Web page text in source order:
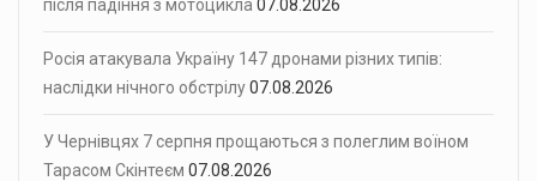
після падіння з мотоцикла 07.08.2026
Росія атакувала Україну 147 дронами різних типів:
наслідки нічного обстрілу07.08.2026
У Чернівцях 7 серпня прощаються з полеглим воїном
Тарасом Скінтеєм 07.08.2026